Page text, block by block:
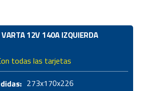
12V 140A IZQUIERDA
todas las tarjetas
273x170x226